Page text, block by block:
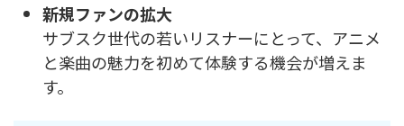
新規ファンの拡大
サブスク世代の若いリスナーにとって、アニメ
と楽曲の魅力を初めて体験する機会が増えま
す。